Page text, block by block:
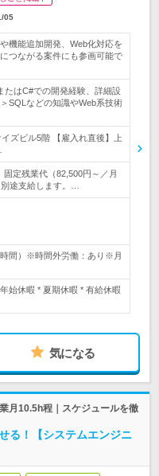
05
機能追加開発、Web化対応を
つながる案件にも参画可能で
たはC#での開発経験、詳細設
SQLなどの知識やWeb系技術
ズビル5階 【雇入れ直後】上
定残業代（82,500円～／月
途支給します。…
間）※時間外労働：あり※月
始休暇 * 夏期休暇 * 有給休暇
気になる
月10.5h程｜スケジュールを徹
る！【システムエンジニ